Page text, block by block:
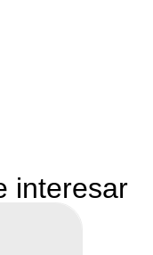
interesar